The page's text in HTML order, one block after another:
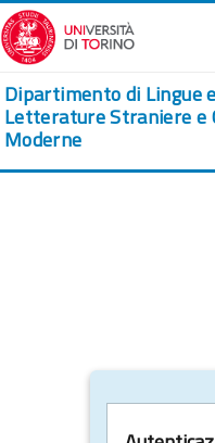
Vai al contenuto principale
Dipartimento di Lingue e
Letterature Straniere e
Moderne